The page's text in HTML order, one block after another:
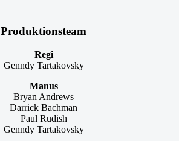
Produktionsteam
Regi
Genndy Tartakovsky
Manus
Bryan Andrews
Darrick Bachman
Paul Rudish
Genndy Tartakovsky